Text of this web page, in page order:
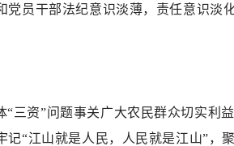
党员干部法纪意识淡薄，责任意识淡
“三资”问题事关广大农民群众切实利
记“江山就是人民，人民就是江山”，